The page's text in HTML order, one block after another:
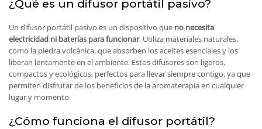
¿Qué es un difusor portátil pasivo?
Un difusor portátil pasivo es un dispositivo que no necesita
electricidad ni baterías para funcionar. Utiliza materiales naturales,
como la piedra volcánica, que absorben los aceites esenciales y los
liberan lentamente en el ambiente. Estos difusores son ligeros,
compactos y ecológicos, perfectos para llevar siempre contigo, ya que
permiten disfrutar de los beneficios de la aromaterapia en cualquier
lugar y momento.
¿Cómo funciona el difusor portátil?